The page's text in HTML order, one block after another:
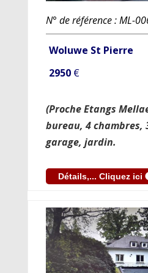
N° de référence : ML-
Woluwe St Pierre
2950€
(Proche Etangs
bureau, 4 chambres,
garage, jardin.
Détails,... Cliquez ici